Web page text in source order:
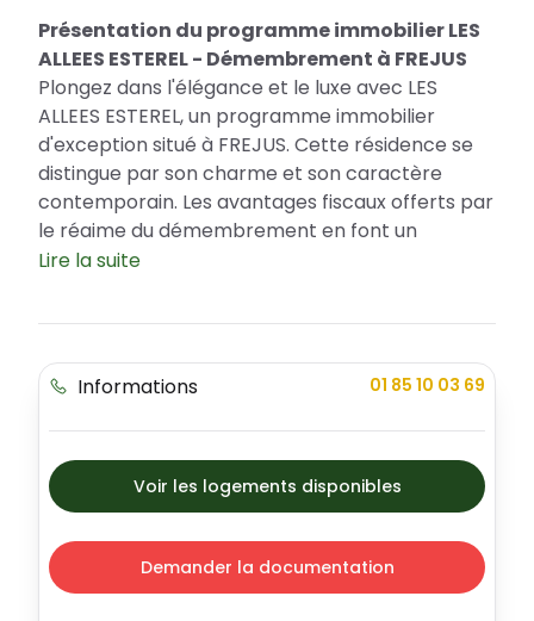
Présentation du programme immobilier LES
ALLEES ESTEREL - Démembrement à FREJUS
Plongez dans l'élégance et le luxe avec LES
ALLEES ESTEREL, un programme immobilier
d'exception situé à FREJUS. Cette résidence se
distingue par son charme et son caractère
contemporain. Les avantages fiscaux offerts par
le régime du démembrement en font un
investissement particulièrement attrayant pour
modernité et variété, proposant différents
goûts.
FREJUS, une ville dynamique et attrayante, est le
parfait écrin pour ce programme immobilier.
Elle offre un cadre de vie sûr et apaisant, en plus
d'un environnement riche en services et
activités. La résidence LES ALLEES ESTEREL est
Lire la suite
Informations 01 85 10 03 69
Voir les logements disponibles
Demander la documentation